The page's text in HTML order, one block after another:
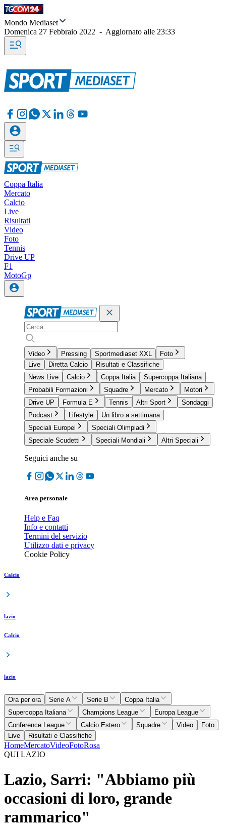
Mondo Mediaset
Domenica 27 Febbraio 2022 - Aggiornato alle 23:33
Coppa Italia
Mercato
Calcio
Live
Risultati
Video
Foto
Tennis
Drive UP
F1
MotoGp
Video Pressing Sportmediaset XXL
Foto
Live
Diretta Calcio
Risultati e Classifiche
News Live
Calcio Coppa Italia
Supercoppa Italiana
Probabili Formazioni
Squadre Mercato
Motori
Drive UP
Formula E Tennis Altri Sport
Sondaggi
Podcast
Lifestyle
Un libro a settimana
Speciali Europei
Speciali Olimpiadi
Speciale Scudetti
Speciali Mondiali Altri Speciali
Seguici anche su
Area personale
Help e Faq
Info e contatti
Termini del servizio
Utilizzo dati e privacy
Cookie Policy
Calcio
lazio
Calcio
lazio
Ora per ora Serie A Serie B
Coppa Italia
Supercoppa Italiana
Champions League
Europa League
Conference League
Calcio Estero Squadre Video
Foto
Live
Risultati e Classifiche
HomeMercatoVideoFotoRosa
QUI LAZIO
Lazio, Sarri: "Abbiamo più
occasioni di loro, grande
rammarico"